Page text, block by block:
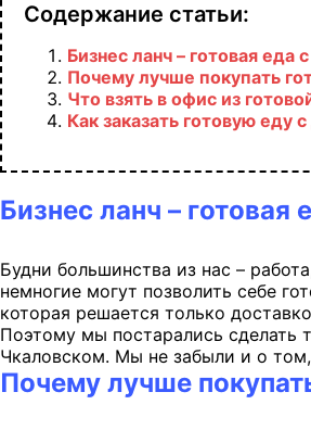
Содержание статьи:
Бизнес ланч – готовая
Почему лучше покупать
Что взять в офис из
Как заказать готовую еду
Бизнес ланч –
Будни большинства из нас –
немногие могут позволить себе
которая решается только
Поэтому мы постарались сделать
Чкаловском. Мы не забыли и о
Почему лучше